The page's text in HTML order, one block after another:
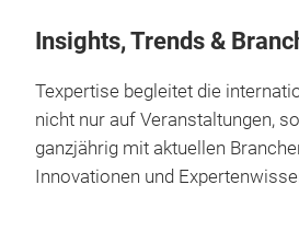
Insights, Trends &
Texpertise begleitet die
nicht nur auf Veranstaltungen,
ganzjährig mit aktuellen
Innovationen und